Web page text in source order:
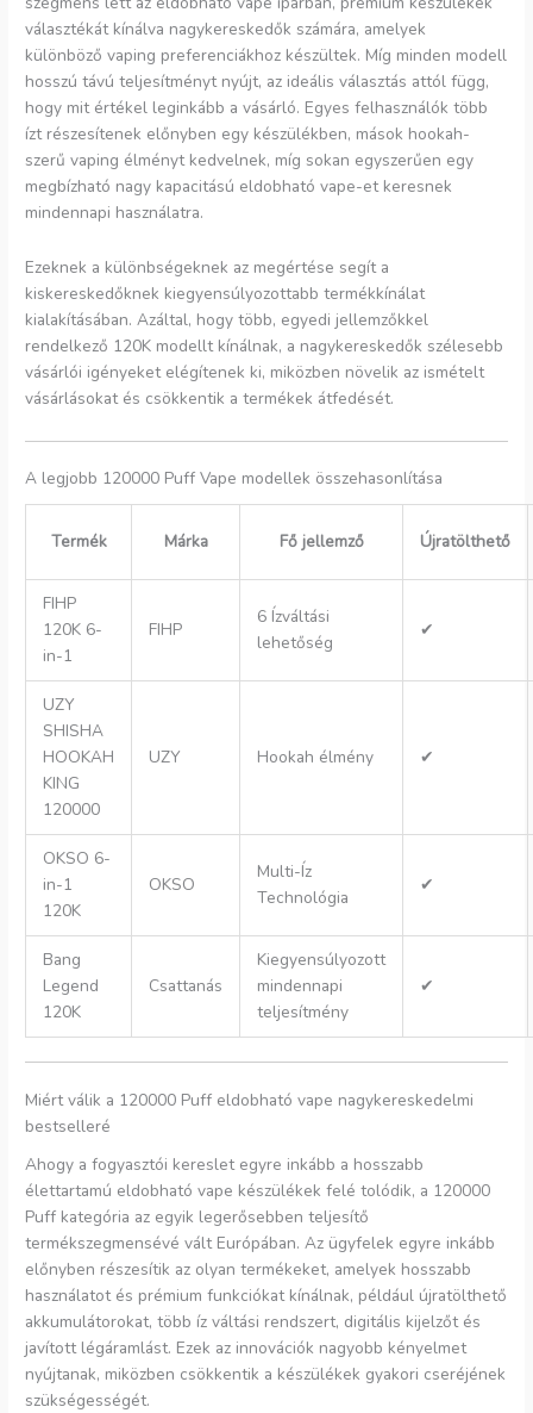
választékát kínálva nagykereskedők számára, amelyek
különböző vaping preferenciákhoz készültek. Míg minden modell
hosszú távú teljesítményt nyújt, az ideális választás attól függ,
hogy mit értékel leginkább a vásárló. Egyes felhasználók több
ízt részesítenek előnyben egy készülékben, mások hookah-
szerű vaping élményt kedvelnek, míg sokan egyszerűen egy
megbízható nagy kapacitású eldobható vape-et keresnek
mindennapi használatra.
Ezeknek a különbségeknek az megértése segít a
kiskereskedőknek kiegyensúlyozottabb termékkínálat
kialakításában. Azáltal, hogy több, egyedi jellemzőkkel
rendelkező 120K modellt kínálnak, a nagykereskedők szélesebb
vásárlói igényeket elégítenek ki, miközben növelik az ismételt
vásárlásokat és csökkentik a termékek átfedését.
A legjobb 120000 Puff Vape modellek összehasonlítása
Termék Márka Fő jellemző Újratölthető
FIHP
120K 6-
in-1
FIHP
6 Ízváltási
lehetőség
✔
UZY
SHISHA
HOOKAH
KING
120000
UZY Hookah élmény ✔
OKSO 6-
in-1
120K
OKSO
Multi-Íz
Technológia
✔
Bang
Legend
120K
Csattanás
Kiegyensúlyozott
mindennapi
teljesítmény
✔
Miért válik a 120000 Puff eldobható vape nagykereskedelmi
bestselleré
Ahogy a fogyasztói kereslet egyre inkább a hosszabb
élettartamú eldobható vape készülékek felé tolódik, a 120000
Puff kategória az egyik legerősebben teljesítő
termékszegmensévé vált Európában. Az ügyfelek egyre inkább
előnyben részesítik az olyan termékeket, amelyek hosszabb
használatot és prémium funkciókat kínálnak, például újratölthető
akkumulátorokat, több íz váltási rendszert, digitális kijelzőt és
javított légáramlást. Ezek az innovációk nagyobb kényelmet
nyújtanak, miközben csökkentik a készülékek gyakori cseréjének
szükségességét.